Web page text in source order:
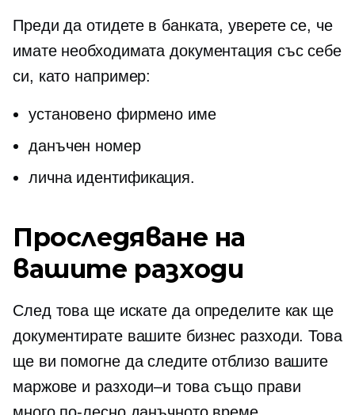
Преди да отидете в банката, уверете се, че
имате необходимата документация със себе
си, като например:
установено фирмено име
данъчен номер
лична идентификация.
Проследяване на
вашите разходи
След това ще искате да определите как ще
документирате вашите бизнес разходи. Това
ще ви помогне да следите отблизо вашите
маржове и разходи–и това също прави